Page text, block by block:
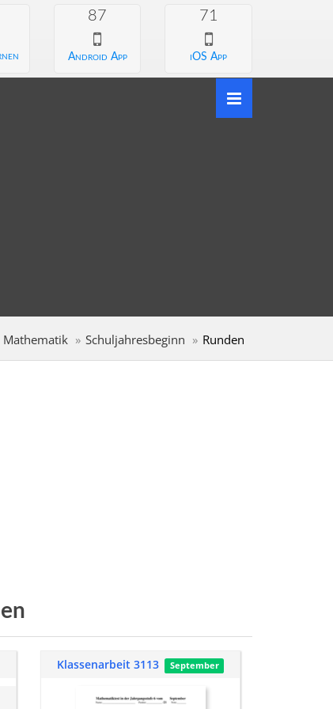
87
Android App
71
iOS App
Mathematik Schuljahresbeginn Runden
Klassenarbeit 3113 September